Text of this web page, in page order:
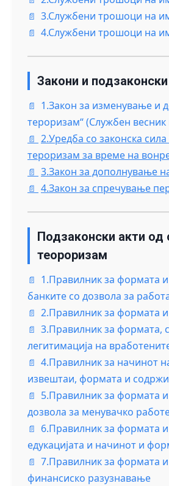
3.Службени трошоци на
4.Службени трошоци на
Закони и
1.Закон за изменување и
тероризам“ (Службен
2.Уредба со законска
тероризам за време на
3.Закон за дополнување
4.Закон за спречување
Подзаконски акти од
теороризам
1.Правилник за формата
банките со дозвола за
2.Правилник за формата
3.Правилник за формата,
легитимација на
4.Правилник за начинот
извештаи, формата и
5.Правилник за формата
дозвола за менувачко
6.Правилник за формата
едукацијата и начинот и
7.Правилник за формата
финансиско разузнавање